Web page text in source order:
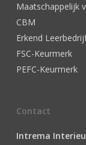
Maatschappelijk
CBM
Erkend
FSC-Keurmerk
PEFC-Keurmerk
Contact
Intrema